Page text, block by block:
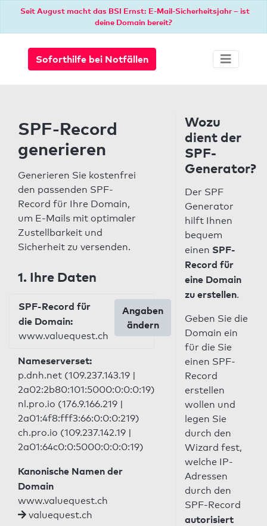
Seit August macht das BSI Ernst: E-Mail-Sicherheitsjahr – ist
deine Domain bereit?
Soforthilfe bei Notfällen
SPF-Record
generieren
Generieren Sie kostenfrei
den passenden SPF-
Record für Ihre Domain,
um E-Mails mit optimaler
Zustellbarkeit und
Sicherheit zu versenden.
1. Ihre Daten
SPF-Record für
die Domain:
www.valuequest.ch
Angaben
ändern
Nameserverset:
p.dnh.net (109.237.143.19 |
2a02:2b80:101:5000:0:0:0:19)
nl.pro.io (176.9.166.219 |
2a01:4f8:fff3:66:0:0:0:219)
ch.pro.io (109.237.142.19 |
2a01:64c0:0:5000:0:0:0:19)
Kanonische Namen der
Domain
www.valuequest.ch
valuequest.ch
Wozu
dient der
SPF-
Generator?
Der SPF
Generator
hilft Ihnen
bequem
einen SPF-
Record für
eine Domain
zu erstellen.
Geben Sie die
Domain ein
für die Sie
einen SPF-
Record
erstellen
wollen und
legen Sie
durch den
Wizard fest,
welche IP-
Adressen
durch den
SPF-Record
autorisiert